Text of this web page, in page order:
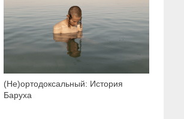
(Не)ортодоксальный: История
Баруха